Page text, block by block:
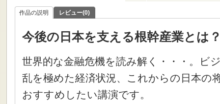
作品の説明 レビュー(0)
今後の日本を支える根幹産業とは
世界的な金融危機を読み解く・・・。ビ
乱を極めた経済状況、これからの日本の
おすすめしたい講演です。